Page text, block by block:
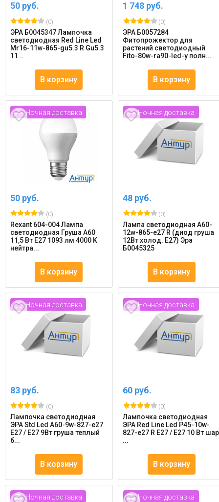
50 руб.
(0)
ЭРА Б0045347 Лампочка
светодиодная Red Line Led
Mr16-11w-865-gu5.3 R Gu5.3
11...
В корзину
1 748 руб.
(0)
ЭРА Б0057284
Фитопрожектор для
растений светодиодный
Fito-80w-ra90-led-y полн...
В корзину
Ночная доставка
50 руб.
(0)
Rexant 604-004 Лампа
светодиодная Груша A60
11,5 Вт E27 1093 лм 4000 K
нейтра...
В корзину
Ночная доставка
48 руб.
(0)
Лампа светодиодная A60-
12w-865-e27 R (диод груша
12Вт холод. E27) Эра
Б0045325
В корзину
Ночная доставка
83 руб.
(0)
Лампочка светодиодная
ЭРА Std Led A60-9w-827-e27
E27 / Е27 9Вт груша теплый
б...
В корзину
Ночная доставка
60 руб.
(0)
Лампочка светодиодная
ЭРА Red Line Led P45-10w-
827-e27 R E27 / Е27 10 Вт шар
...
В корзину
Ночная доставка Ночная доставка